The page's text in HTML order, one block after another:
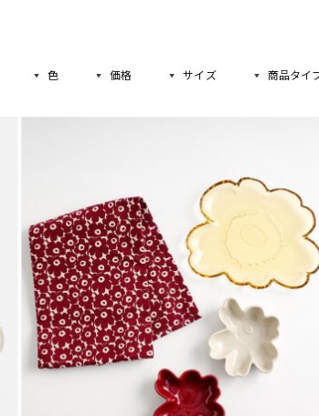
色 価格 サイズ 商品タイ